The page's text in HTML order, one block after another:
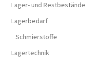
Lager- und Restbestände
Lagerbedarf
Schmierstoffe
Lagertechnik